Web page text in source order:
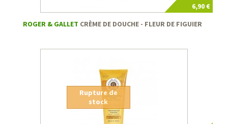
6,90 €
ROGER & GALLET CRÈME DE DOUCHE - FLEUR DE FIGUIER
Rupture de
stock